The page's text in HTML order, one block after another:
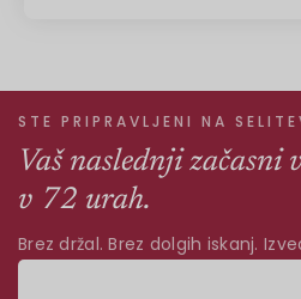
STE PRIPRAVLJENI NA
Vaš naslednji začasni
v 72 urah.
Brez držal. Brez dolgih iskanj.